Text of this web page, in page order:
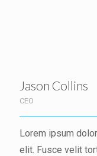
Jason Collins
CEO
Lorem ipsum
elit. Fusce velit